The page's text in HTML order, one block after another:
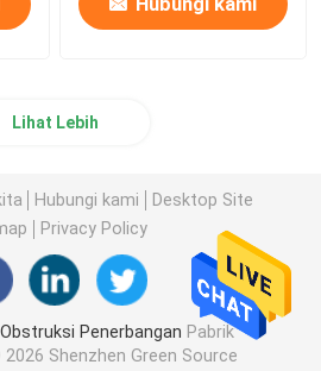
Lihat Lebih
Hubungi kami
Desktop Site
Privacy Policy
Penerbangan Pabrik
Shenzhen Green Source